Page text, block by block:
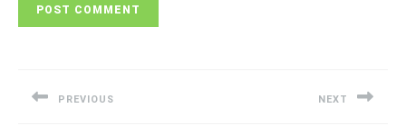
PREVIOUS NEXT